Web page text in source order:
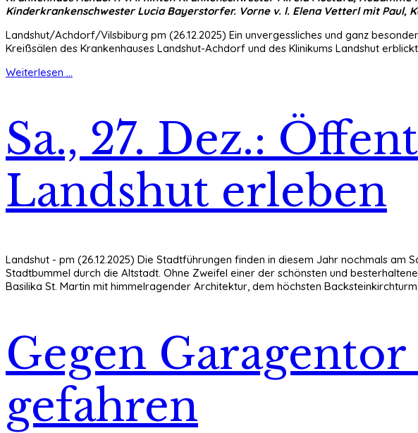
Kinderkrankenschwester Lucia Bayerstorfer. Vorne v. l. Elena Vetterl mit Paul,
Landshut/Achdorf/Vilsbiburg pm (26.12.2025) Ein unvergessliches und ganz
Kreißsälen des Krankenhauses Landshut-Achdorf und des Klinikums Landshut
Weiterlesen ...
Sa., 27. Dez.:
Landshut erleben
Landshut - pm (26.12.2025) Die Stadtführungen finden in diesem Jahr nochmals am
Stadtbummel durch die Altstadt. Ohne Zweifel einer der schönsten und
Basilika St. Martin mit himmelragender Architektur, dem höchsten
Gegen
gefahren